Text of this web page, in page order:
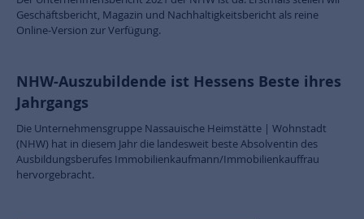
Geschäftsbericht, Magazin und Nachhaltigkeitsbericht als reine
Online-Version zur Verfügung.
NHW-Auszubildende ist Hessens Beste ihres
Jahrgangs
Die Unternehmensgruppe Nassauische Heimstätte | Wohnstadt
(NHW) hat in diesem Jahr die landesweit beste Absolventin des
Ausbildungsberufes Immobilienkaufmann/Immobilienkauffrau
hervorgebracht.